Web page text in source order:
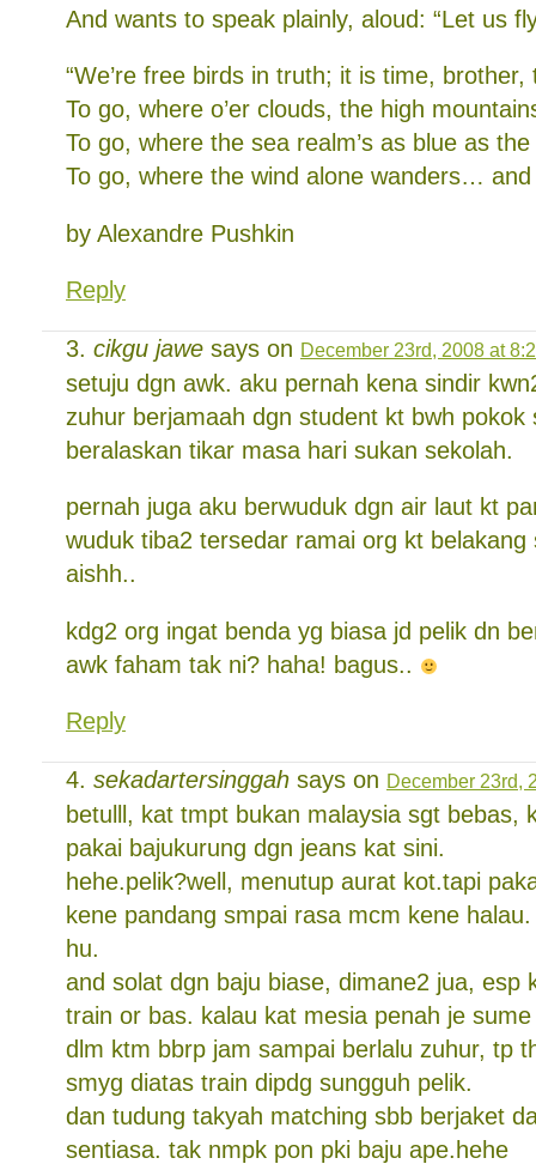
And wants to speak plainly, aloud: “Let us
“We’re free birds in truth; it is time, brother,
To go, where o’er clouds, the high
To go, where the sea realm’s as blue as the
To go, where the wind alone wanders… and
by Alexandre Pushkin
Reply
cikgu jawe says on December 23rd, 2008 at
setuju dgn awk. aku pernah kena sindir
zuhur berjamaah dgn student kt bwh pokok
beralaskan tikar masa hari sukan sekolah.
pernah juga aku berwuduk dgn air laut kt
wuduk tiba2 tersedar ramai org kt belakang
aishh..
kdg2 org ingat benda yg biasa jd pelik dn
awk faham tak ni? haha! bagus..
Reply
sekadartersinggah says on December 23rd,
betulll, kat tmpt bukan malaysia sgt bebas,
pakai bajukurung dgn jeans kat sini.
hehe.pelik?well, menutup aurat kot.tapi
kene pandang smpai rasa mcm kene halau.
hu.
and solat dgn baju biase, dimane2 jua, esp
train or bas. kalau kat mesia penah je
dlm ktm bbrp jam sampai berlalu zuhur, tp
smyg diatas train dipdg sungguh pelik.
dan tudung takyah matching sbb berjaket
sentiasa. tak nmpk pon pki baju ape.hehe